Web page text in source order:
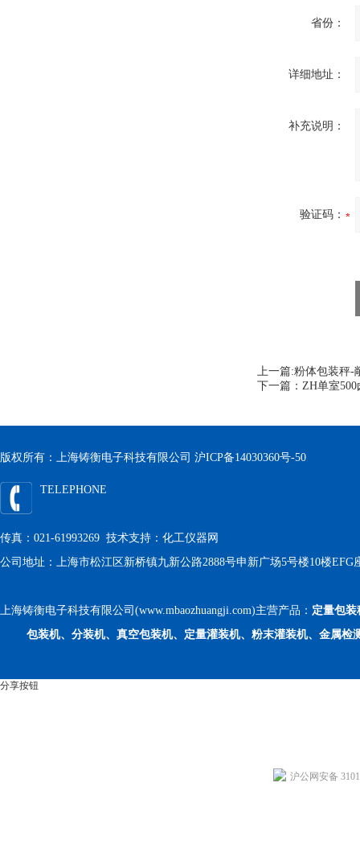
省份：
详细地址：
补充说明：
验证码：
上一篇:粉体包装秤-
下一篇： ZH单室
版权所有：上海铸衡电子科技有限公司 沪ICP备14030360号-50
TELEPHONE
传真：021-61993269 技术支持： 化工仪器网
公司地址：上海市松江区新桥镇九新公路2888号申新广场5号楼10楼EFG
上海铸衡电子科技有限公司(www.mbaozhuangji.com)主营产品： 定量包装
包装机、分装机、真空包装机、定量灌装机、粉末灌装机、金属检
分享按钮
沪公网安备